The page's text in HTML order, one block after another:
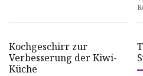
Kochgeschirr zur
Verbesserung der Kiwi-
Küche